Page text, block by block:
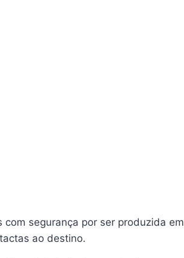
segurança por ser produzida
ao destino.